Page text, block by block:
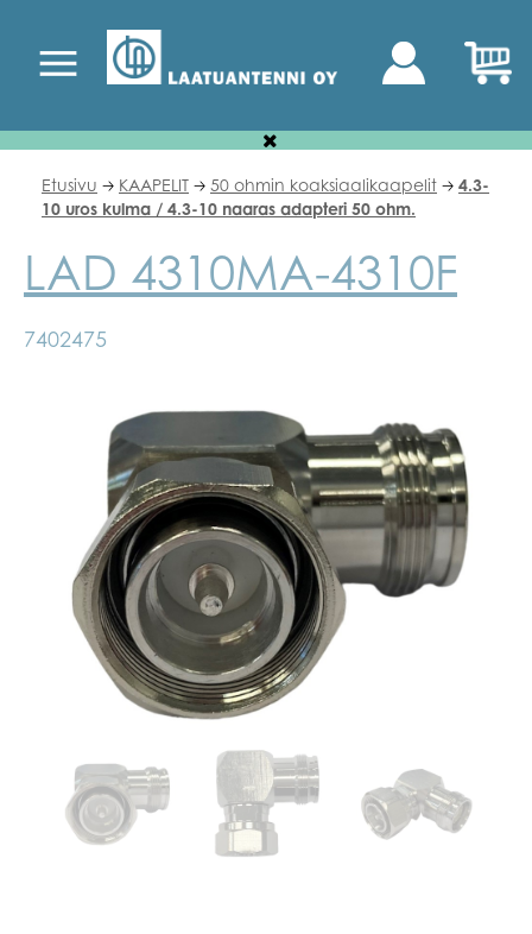
Etusivu 🡢 KAAPELIT 🡢 50 ohmin koaksiaalikaapelit 🡢 4.3-
10 uros kulma / 4.3-10 naaras adapteri 50 ohm.
LAD 4310MA-4310F
7402475